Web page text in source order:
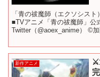
「青の祓魔師（エクソシス
■TVアニメ「青の祓魔師」公
Twitter（@aoex_anime） ©
新作アニメ